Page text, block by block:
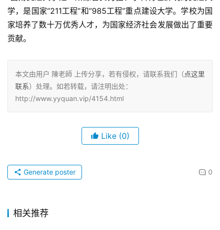
学，是国家“211工程”和“985工程”重点建设大学。学校为国
家培养了数十万优秀人才，为国家经济社会发展做出了重要
贡献。
本文由用户 陳老師 上传分享，若有侵权，请联系我们（点这里
联系）处理。如若转载，请注明出处：
http://www.yyquan.vip/4154.html
Like (0)
0
Generate poster
相关推荐